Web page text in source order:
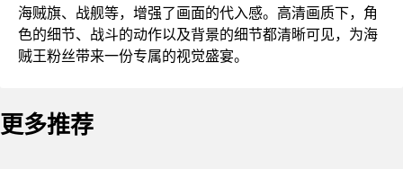
海贼旗、战舰等，增强了画面的代入感。高清画质下，角
色的细节、战斗的动作以及背景的细节都清晰可见，为海
贼王粉丝带来一份专属的视觉盛宴。
更多推荐